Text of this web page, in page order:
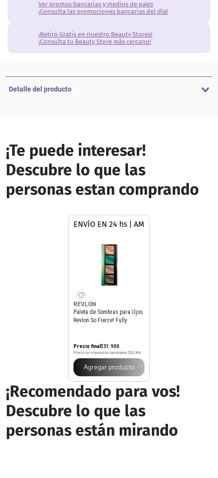
Ver promos bancarias y medios de pago
¡Consulta las promociones bancarias del día!
¡Retiro Gratis en nuestro Beauty Stores!
¡Consulta tu Beauty Store más cercano!
Detalle del producto
¡Te puede interesar!
Descubre lo que las
personas estan comprando
ENVÍO EN 24 hs | AMBA
REVLON
Paleta de Sombras para Ojos
Revlon So Fierce! Fully
Precio final$31 .900
Precio sin impuestos nacionales $26.364
Agregar producto
¡Recomendado para vos!
Descubre lo que las
personas están mirando